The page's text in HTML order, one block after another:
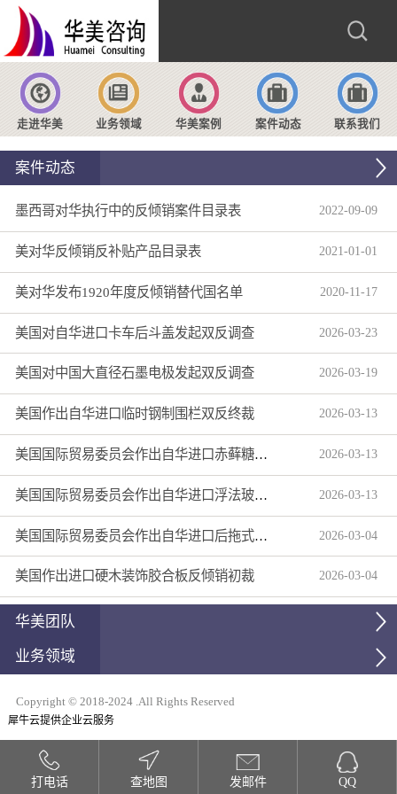
走进华美 业务领域 华美案例 案件动态 联系我们
案件动态
墨西哥对华执行中的反倾销案件目录表 2022-09-09
美对华反倾销反补贴产品目录表 2021 -01 -01
美对华发布1920年度反倾销替代国名单 2020-11 -17
美国对自华进口卡车后斗盖发起双反调查 2026-03-23
美国对中国大直径石墨电极发起双反调查 2026-03-19
美国作出自华进口临时钢制围栏双反终裁 2026-03-13
美国国际贸易委员会作出自华进口赤藓糖醇双反产业损害终裁 2026-03-13
美国国际贸易委员会作出自华进口浮法玻璃制品双反产业损害终裁 2026-03-13
美国国际贸易委员会作出自华进口后拖式草地维护设备及相关零部件第三次反倾销日落复审产业损害终裁 2026-03-04
美国作出进口硬木装饰胶合板反倾销初裁 2026-03-04
华美团队
业务领域
Copyright © 2018-2024 .All Rights Reserved
犀牛云提供企业云服务
打电话 查地图 发邮件 QQ